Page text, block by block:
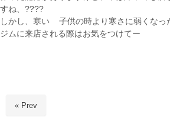
すね、????
しかし、寒い 子供の時より寒さに弱くなっ
ジムに来店される際はお気をつけてー
« Prev